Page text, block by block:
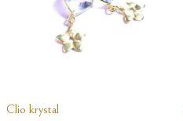
Clio krystal